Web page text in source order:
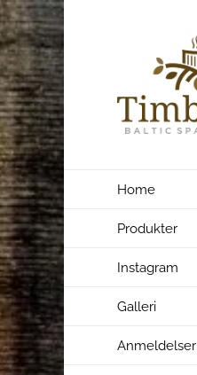
Skip
to
content
Home
Produkter
Instagram
Galleri
Anmeldelser